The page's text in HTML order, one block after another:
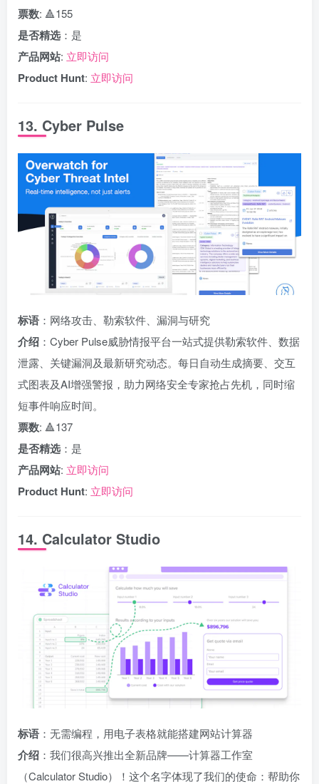
票数: 🔺155
是否精选 ：是
产品网站: 立即访问
Product Hunt: 立即访问
13. Cyber Pulse
标语 ：网络攻击、勒索软件、漏洞与研究
介绍 ：Cyber Pulse威胁情报平台一站式提供勒索软件、数据
泄露、关键漏洞及最新研究动态。每日自动生成摘要、交互
式图表及AI增强警报，助力网络安全专家抢占先机，同时缩
短事件响应时间。
票数: 🔺137
是否精选 ：是
产品网站: 立即访问
Product Hunt: 立即访问
14. Calculator Studio
标语 ：无需编程，用电子表格就能搭建网站计算器
介绍 ：我们很高兴推出全新品牌——计算器工作室
（Calculator Studio）！这个名字体现了我们的使命：帮助你